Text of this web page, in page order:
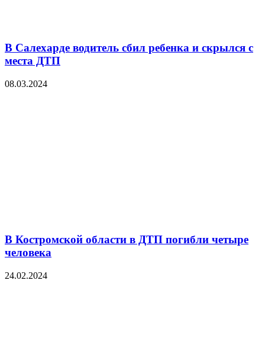
В Салехарде водитель сбил ребенка и скрылся с
места ДТП
08.03.2024
В Костромской области в ДТП погибли четыре
человека
24.02.2024